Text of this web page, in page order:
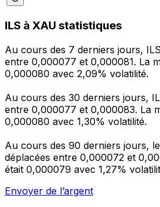
ILS à XAU statistiques
Au cours des 7 derniers jours,
entre 0,000077 et 0,000081. La
0,000080 avec 2,09% volatilité.
Au cours des 30 derniers jours,
entre 0,000077 et 0,000083. La
0,000080 avec 1,30% volatilité.
Au cours des 90 derniers jours,
déplacées entre 0,000072 et
était 0,000079 avec 1,27%
Envoyer de l’argent